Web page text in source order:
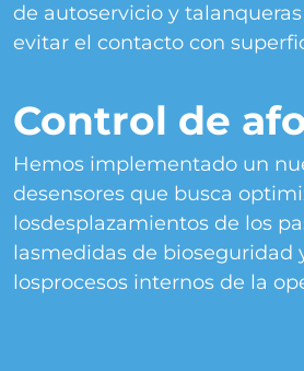
de autoservicio y talanqueras
evitar el contacto con
Control de
Hemos implementado un
desensores que busca
losdesplazamientos de los
lasmedidas de bioseguridad
losprocesos internos de la